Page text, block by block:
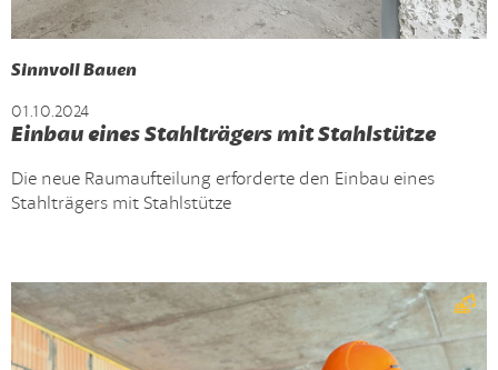
Sinnvoll Bauen
01.10.2024
Einbau eines Stahlträgers mit Stahlstütze
Die neue Raumaufteilung erforderte den Einbau eines
Stahlträgers mit Stahlstütze